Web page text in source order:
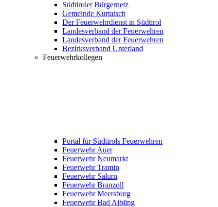
Südtiroler Bürgernetz
Gemeinde Kurtatsch
Der Feuerwehrdienst in Südtirol
Landesverband der Feuerwehren
Landesverband der Feuerwehren
Bezirksverband Unterland
Feuerwehrkollegen
Portal für Südtirols Feuerwehren
Feuerwehr Auer
Feuerwehr Neumarkt
Feuerwehr Tramin
Feuerwehr Salurn
Feuerwehr Branzoll
Feuerwehr Meersburg
Feuerwehr Bad Aibling